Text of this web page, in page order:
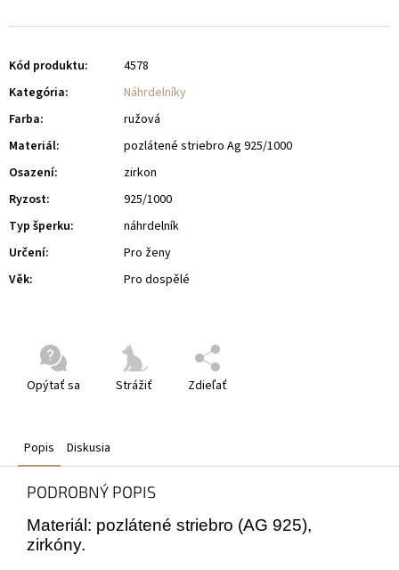
Opýtať sa Strážiť Zdieľať
Kód produktu:
4578
Kategória:
Náhrdelníky
Farba:
ružová
Materiál:
pozlátené striebro Ag 925/1000
Osazení:
zirkon
Ryzost:
925/1000
Typ šperku:
náhrdelník
Určení:
Pro ženy
Věk: Pro dospělé
Popis Diskusia
PODROBNÝ POPIS
Materiál: pozlátené striebro (AG 925),
zirkóny.